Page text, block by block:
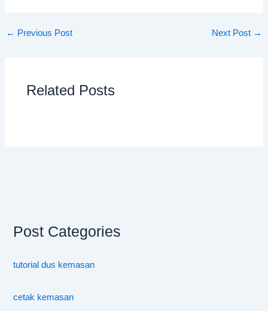
← Previous Post Next Post →
Related Posts
Post Categories
tutorial dus kemasan
cetak kemasan